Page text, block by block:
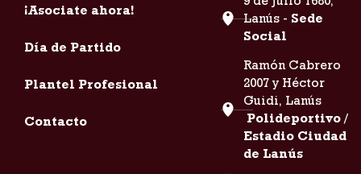
¡Asociate ahora!
Día de Partido
Plantel Profesional
Contacto
Lanús - Sede
Social
Ramón Cabrero
2007 y Héctor
Guidi, Lanús
Polideportivo /
Estadio Ciudad
de Lanús